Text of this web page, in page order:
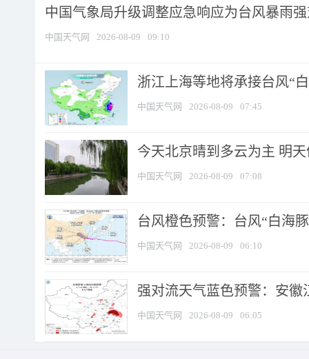
中国气象局升级调整应急响应为台风暴雨
中国天气网 2026-08-09 09:10
浙江上海等地将承接台风“
中国天气网 2026-08-09 07:45
今天北京晴到多云为主 明
中国天气网 2026-08-09 07:08
台风橙色预警：台风“白海
中国天气网 2026-08-09 06:10
强对流天气蓝色预警：安徽
中国天气网 2026-08-09 06:05